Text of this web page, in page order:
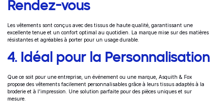
Rendez-vous
Les vêtements sont conçus avec des tissus de haute qualité, garantissant une
excellente tenue et un confort optimal au quotidien. La marque mise sur des matières
résistantes et agréables à porter pour un usage durable.
4. Idéal pour la Personnalisation
Que ce soit pour une entreprise, un événement ou une marque, Asquith & Fox
propose des vêtements facilement personnalisables grâce à leurs tissus adaptés à la
broderie et à l’impression. Une solution parfaite pour des pièces uniques et sur
mesure.